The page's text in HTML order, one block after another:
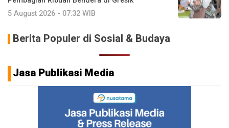
5 August 2026 - 07:32 WIB
Berita Populer di Sosial & Budaya
Jasa Publikasi Media